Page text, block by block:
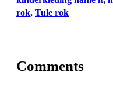
rok, Tule rok
Comments